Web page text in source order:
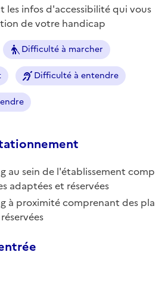
les infos d'accessibilité qui vous
de votre handicap
Difficulté à marcher
Difficulté à entendre
au sein de l'établissement comp
adaptées et réservées
à proximité comprenant des pla